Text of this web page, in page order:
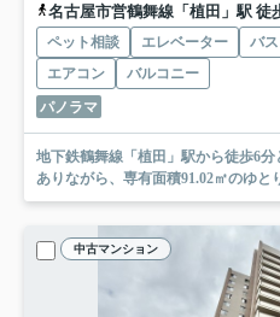
名古屋市営鶴舞線「植田」駅 徒
ペット相談 エレベーター バ
エアコン
バルコニー
パノラマ
地下鉄鶴舞線「植田」駅から徒歩6
ありながら、専有面積91.02㎡のゆと
中古マンション